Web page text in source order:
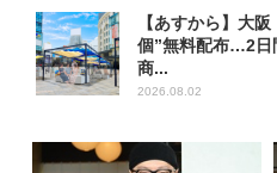
【あすから】大
個”無料配布…2日
商...
2026.08.02